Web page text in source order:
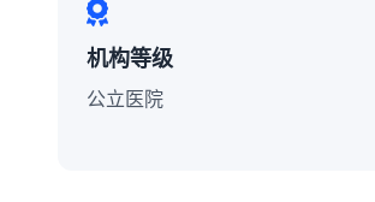
机构等级
公立医院